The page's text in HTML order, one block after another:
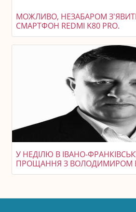
МОЖЛИВО, НЕЗАБАРОМ
СМАРТФОН REDMI K80 PRO.
У НЕДІЛЮ В ІВАНО-
ПРОЩАННЯ З ВОЛОДИМИРОМ